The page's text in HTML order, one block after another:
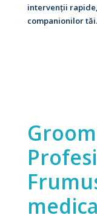
intervenții
companionilor tăi.